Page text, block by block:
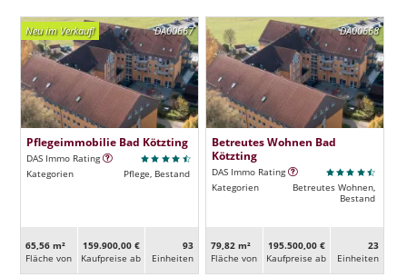
DA00667
Neu im Verkauf!
Pflegeimmobilie Bad Kötzting
DAS Immo Rating
Kategorien
Pflege, Bestand
65,56 m²
Fläche von
159.900,00 €
Kaufpreise ab
93
Ein­heiten
DA00668
Betreutes Wohnen Bad
Kötzting
DAS Immo Rating
Kategorien
Betreutes Wohnen,
Bestand
79,82 m²
Fläche von
195.500,00 €
Kaufpreise ab
23
Ein­heiten